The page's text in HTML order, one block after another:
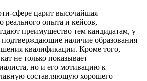
сфере царит высочайшая
опыта и кейсов,
преимущество тем кандидатам, у
подтверждающие наличие образования
квалификации. Кроме того,
не только показывает
но и его мотивацию к
составляющую хорошего